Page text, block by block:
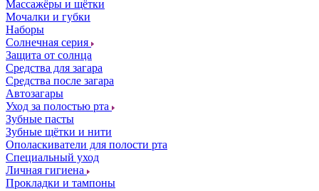
Массажёры и щётки
Мочалки и губки
Наборы
Солнечная серия
Защита от солнца
Средства для загара
Средства после загара
Автозагары
Уход за полостью рта
Зубные пасты
Зубные щётки и нити
Ополаскиватели для полости рта
Специальный уход
Личная гигиена
Прокладки и тампоны